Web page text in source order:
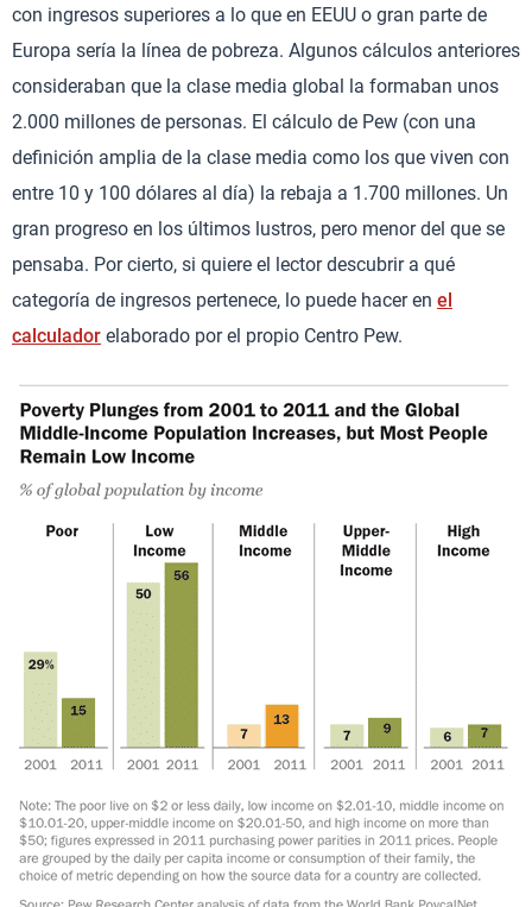
con ingresos superiores a lo que en EEUU o gran parte de
Europa sería la línea de pobreza. Algunos cálculos anteriores
consideraban que la clase media global la formaban unos
2.000 millones de personas. El cálculo de Pew (con una
definición amplia de la clase media como los que viven con
entre 10 y 100 dólares al día) la rebaja a 1.700 millones. Un
gran progreso en los últimos lustros, pero menor del que se
pensaba. Por cierto, si quiere el lector descubrir a qué
categoría de ingresos pertenece, lo puede hacer en el
calculador elaborado por el propio Centro Pew.